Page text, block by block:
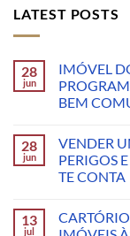
LATEST POSTS
28
jun
IMÓVEL
BEM
28
jun
VENDER
PERIGOS
TE CONTA
13
jul